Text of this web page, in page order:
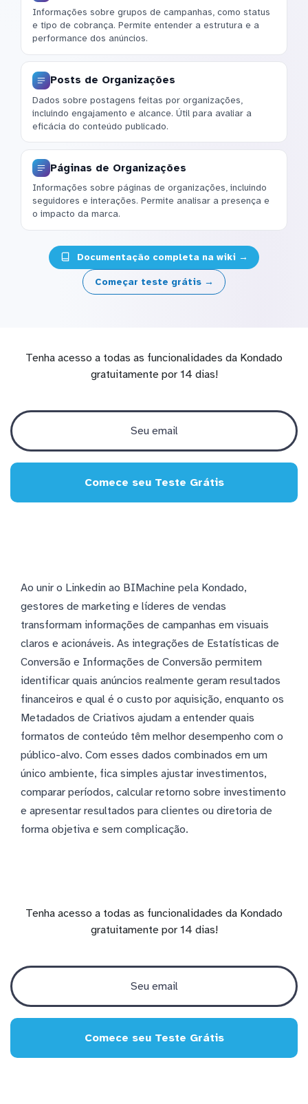
Informações sobre grupos de campanhas, como status
e tipo de cobrança. Permite entender a estrutura e a
performance dos anúncios.
Posts de Organizações
Dados sobre postagens feitas por organizações,
incluindo engajamento e alcance. Útil para avaliar a
eficácia do conteúdo publicado.
Páginas de Organizações
Informações sobre páginas de organizações, incluindo
seguidores e interações. Permite analisar a presença e
o impacto da marca.
Documentação completa na wiki →
Começar teste grátis →
Tenha acesso a todas as funcionalidades da Kondado
gratuitamente por 14 dias!
Comece seu Teste Grátis
Ao unir o Linkedin ao BIMachine pela Kondado,
gestores de marketing e líderes de vendas
transformam informações de campanhas em visuais
claros e acionáveis. As integrações de Estatísticas de
Conversão e Informações de Conversão permitem
identificar quais anúncios realmente geram resultados
financeiros e qual é o custo por aquisição, enquanto os
Metadados de Criativos ajudam a entender quais
formatos de conteúdo têm melhor desempenho com o
público-alvo. Com esses dados combinados em um
único ambiente, fica simples ajustar investimentos,
comparar períodos, calcular retorno sobre investimento
e apresentar resultados para clientes ou diretoria de
forma objetiva e sem complicação.
Tenha acesso a todas as funcionalidades da Kondado
gratuitamente por 14 dias!
Comece seu Teste Grátis